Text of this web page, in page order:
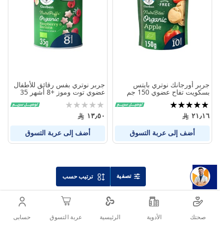
ترتيب حسب
جربر أورجانك نوتري بايتس
بسكويت تفاح عضوي 150 جم
تقييم:
100%
٢١٫١٦
أضف إلى عربة التسوق
جربر نوتري بفس رقائق للأطفال
عضوي توت وموز +8 أشهر 35
Rating:
0%
١٣٫٥٠
أضف إلى عربة التسوق
تصفية
صحتك الأدوية الرئيسية عربة التسوق حسابى